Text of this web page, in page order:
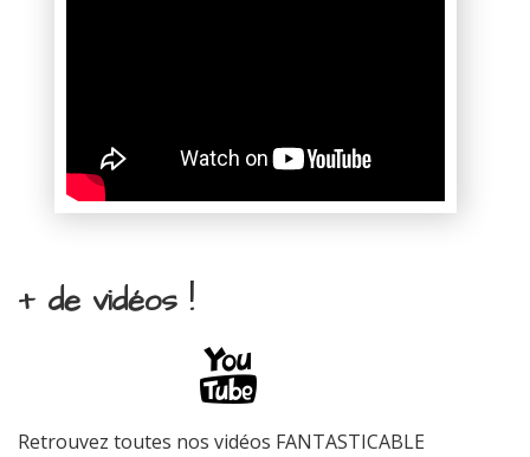
+ de vidéos !
Retrouvez toutes nos vidéos FANTASTICABLE